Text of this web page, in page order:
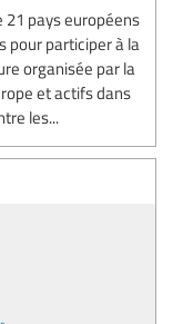
21 pays européens
pour participer à la
organisée par la
et actifs dans
les...